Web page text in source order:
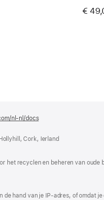
€
nl-nl/docs(wordt
venster
Cork, Ierland
het recyclen en beheren van oude
hand van je IP-adres, of omdat